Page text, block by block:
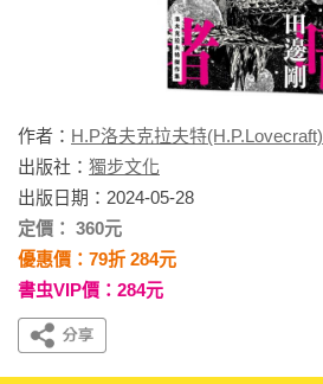
作者： H.P洛夫克拉夫特(H.P.Lovecraft)
出版社： 獨步文化
出版日期：2024-05-28
定價： 360元
優惠價：79折 284元
書虫VIP價：284元